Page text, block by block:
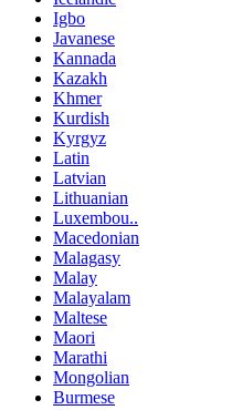
Igbo
Javanese
Kannada
Kazakh
Khmer
Kurdish
Kyrgyz
Latin
Latvian
Lithuanian
Luxembou..
Macedonian
Malagasy
Malay
Malayalam
Maltese
Maori
Marathi
Mongolian
Burmese